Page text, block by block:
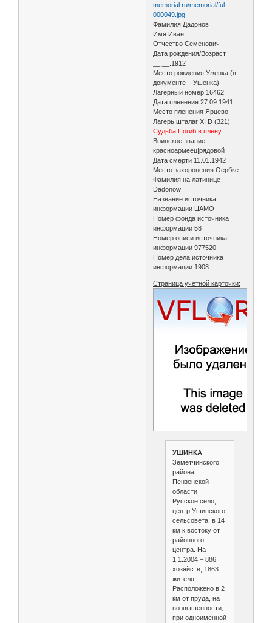
memorial.ru/memorial/ful …
000049.jpg
Фамилия Дадонов
Имя Иван
Отчество Семенович
Дата рождения/Возраст
__.__.1912
Место рождения Уженка (в
документе – Ушенка)
Лагерный номер 16462
Дата пленения 27.09.1941
Место пленения Ярцево
Лагерь шталаг XI D (321)
Судьба Погиб в плену
Воинское звание
красноармеец|рядовой
Дата смерти 11.01.1942
Место захоронения Оербке
Фамилия на латинице
Dadonow
Название источника
информации ЦАМО
Номер фонда источника
информации 58
Номер описи источника
информации 977520
Номер дела источника
информации 1908
Страница учетной карточки:
УШИНКА
Земетчинского
района
Пензенской
области
Русское село,
центр Ушинского
сельсовета, в 14
км к востоку от
районного
центра. На
1.1.2004 – 886
хозяйств, 1863
жителя.
Расположено в 2
км от пруда, на
возвышенности,
при одноименной